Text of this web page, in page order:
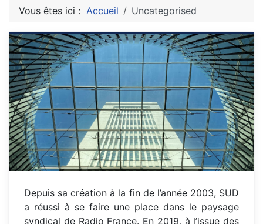
Vous êtes ici : Accueil Uncategorised
Depuis sa création à la fin de l’année 2003, SUD
a réussi à se faire une place dans le paysage
syndical de Radio France. En 2019, à l’issue des